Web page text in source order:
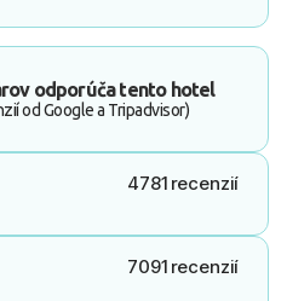
odporúča tento hotel
od Google a Tripadvisor)
4781 recenzií
7091 recenzií